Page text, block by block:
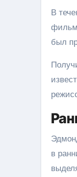
В
был
в